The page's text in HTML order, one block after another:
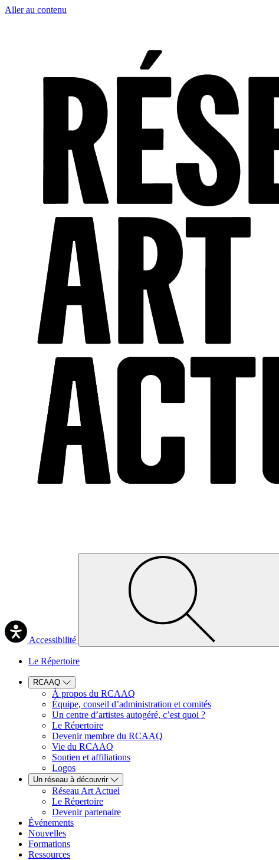
Aller au contenu
Accessibilité
Le Répertoire
RCAAQ
À propos du RCAAQ
Équipe, conseil d’administration et comités
Un centre d’artistes autogéré, c’est quoi ?
Le Répertoire
Devenir membre du RCAAQ
Vie du RCAAQ
Soutien et affiliations
Logos
Un réseau à découvrir
Réseau Art Actuel
Le Répertoire
Devenir partenaire
Événements
Nouvelles
Formations
Ressources